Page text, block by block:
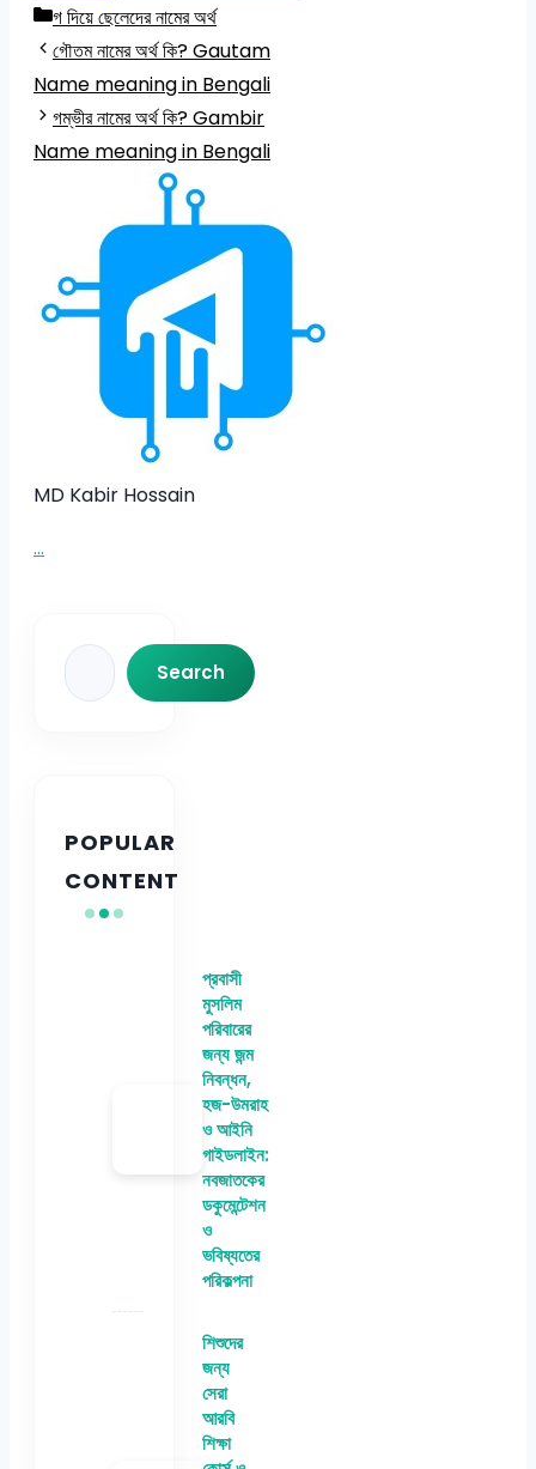
Categories
গ দিয়ে ছেলেদের নামের অর্থ
গৌতম নামের অর্থ কি? Gautam
Name meaning in Bengali
গম্ভীর নামের অর্থ কি? Gambir
Name meaning in Bengali
MD Kabir Hossain
...
Search
Search
POPULAR
CONTENT
প্রবাসী
মুসলিম
পরিবারের
জন্য জন্ম
নিবন্ধন,
হজ-উমরাহ
ও আইনি
গাইডলাইন:
নবজাতকের
ডকুমেন্টেশন
ও
ভবিষ্যতের
পরিকল্পনা
শিশুদের
জন্য
সেরা
আরবি
শিক্ষা